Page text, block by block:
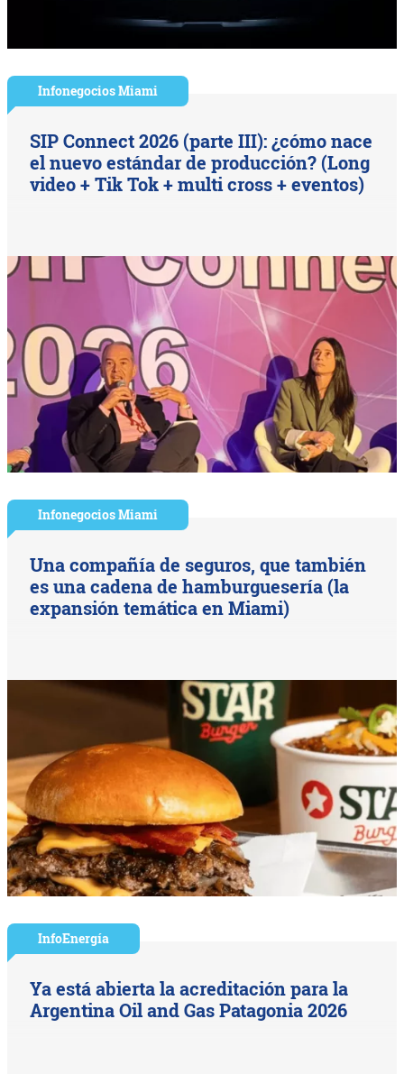
Infonegocios Miami
SIP Connect 2026 (parte III): ¿cómo nace
el nuevo estándar de producción? (Long
video + Tik Tok + multi cross + eventos)
Infonegocios Miami
Una compañía de seguros, que también
es una cadena de hamburguesería (la
expansión temática en Miami)
InfoEnergía
Ya está abierta la acreditación para la
Argentina Oil and Gas Patagonia 2026